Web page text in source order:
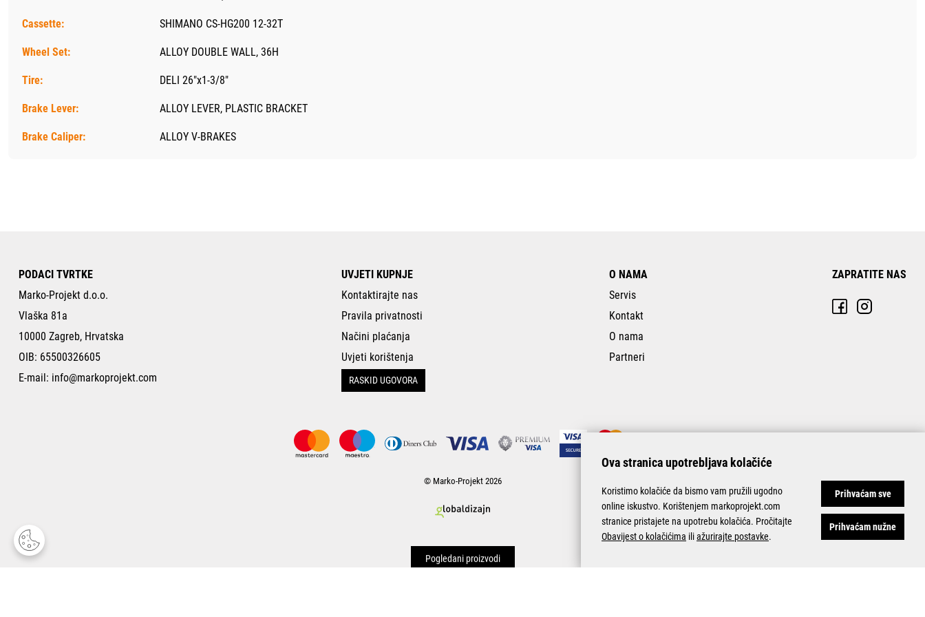
Cassette: SHIMANO CS-HG200 12-32T
Wheel Set: ALLOY DOUBLE WALL, 36H
Tire: DELI 26"x1-3/8"
Brake Lever: ALLOY LEVER, PLASTIC BRACKET
Brake Caliper: ALLOY V-BRAKES
Pogledani proizvodi
PODACI TVRTKE
Marko-Projekt d.o.o.
Vlaška 81a
10000 Zagreb, Hrvatska
OIB: 65500326605
E-mail: info@markoprojekt.com
UVJETI KUPNJE
Kontaktirajte nas
Pravila privatnosti
Načini plaćanja
Uvjeti korištenja
RASKID UGOVORA
O NAMA
Servis
Kontakt
O nama
Partneri
ZAPRATITE NAS
© Marko-Projekt 2026
Ova stranica upotrebljava kolačiće
Koristimo kolačiće da bismo vam pružili ugodno
online iskustvo. Korištenjem markoprojekt.com
stranice pristajete na upotrebu kolačića. Pročitajte
Obavijest o kolačićima iliažurirajte postavke.
Prihvaćam sve
Prihvaćam nužne